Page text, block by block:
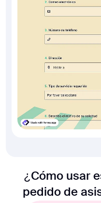
¿Cómo usar
pedido de